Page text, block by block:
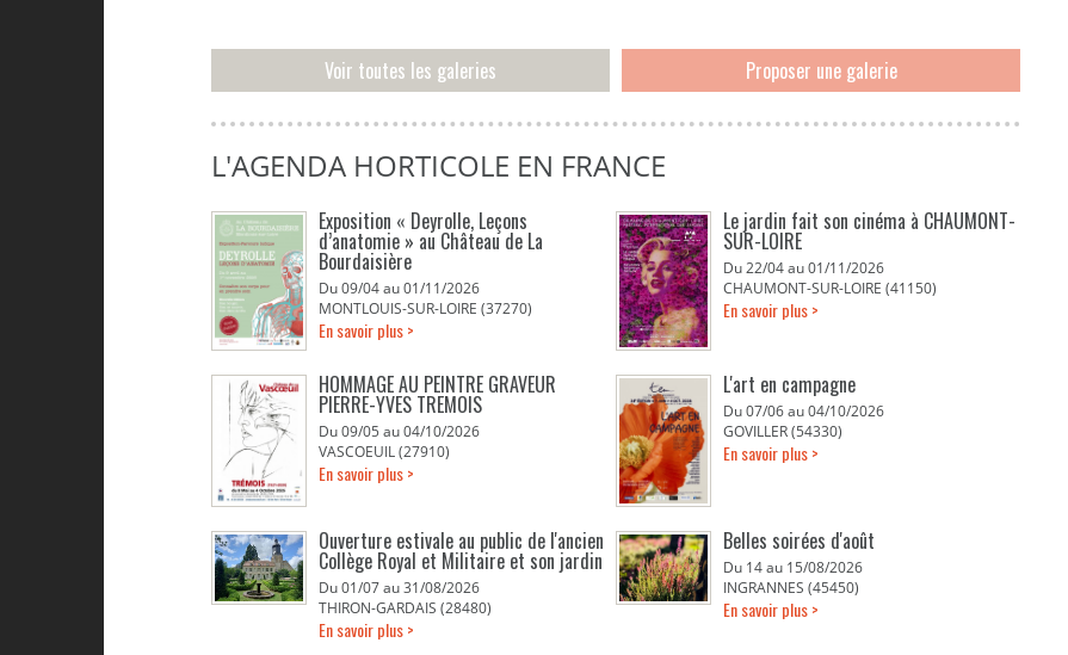
Voir toutes les galeries Proposer une galerie
L'AGENDA HORTICOLE EN FRANCE
Exposition « Deyrolle, Leçons
d’anatomie » au Château de La
Bourdaisière
Du 09/04 au 01/11/2026
MONTLOUIS-SUR-LOIRE (37270)
En savoir plus >
Le jardin fait son cinéma à CHAUMONT-
SUR-LOIRE
Du 22/04 au 01/11/2026
CHAUMONT-SUR-LOIRE (41150)
En savoir plus >
HOMMAGE AU PEINTRE GRAVEUR
PIERRE-YVES TREMOIS
Du 09/05 au 04/10/2026
VASCOEUIL (27910)
En savoir plus >
L'art en campagne
Du 07/06 au 04/10/2026
GOVILLER (54330)
En savoir plus >
Ouverture estivale au public de l'ancien
Collège Royal et Militaire et son jardin
Du 01/07 au 31/08/2026
THIRON-GARDAIS (28480)
En savoir plus >
Belles soirées d'août
Du 14 au 15/08/2026
INGRANNES (45450)
En savoir plus >